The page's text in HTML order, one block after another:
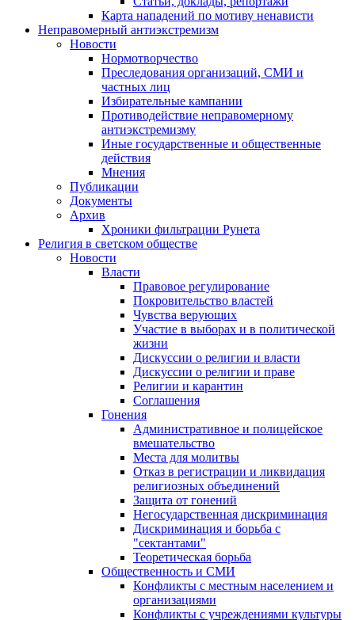
Карта нападений по мотиву ненависти
Неправомерный антиэкстремизм
Новости
Нормотворчество
Преследования организаций, СМИ и
частных лиц
Избирательные кампании
Противодействие неправомерному
антиэкстремизму
Иные государственные и общественные
действия
Мнения
Публикации
Документы
Архив
Хроники фильтрации Рунета
Религия в светском обществе
Новости
Власти
Правовое регулирование
Покровительство властей
Чувства верующих
Участие в выборах и в политической
жизни
Дискуссии о религии и власти
Дискуссии о религии и праве
Религии и карантин
Соглашения
Гонения
Административное и полицейское
вмешательство
Места для молитвы
Отказ в регистрации и ликвидация
религиозных объединений
Защита от гонений
Негосударственная дискриминация
Дискриминация и борьба с
"сектантами"
Теоретическая борьба
Общественность и СМИ
Конфликты с местным населением и
организациями
Конфликты с учреждениями культуры